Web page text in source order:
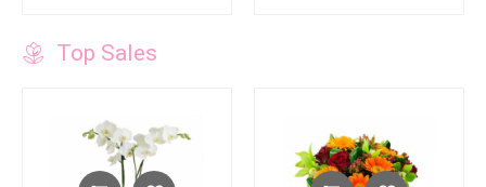
Top Sales